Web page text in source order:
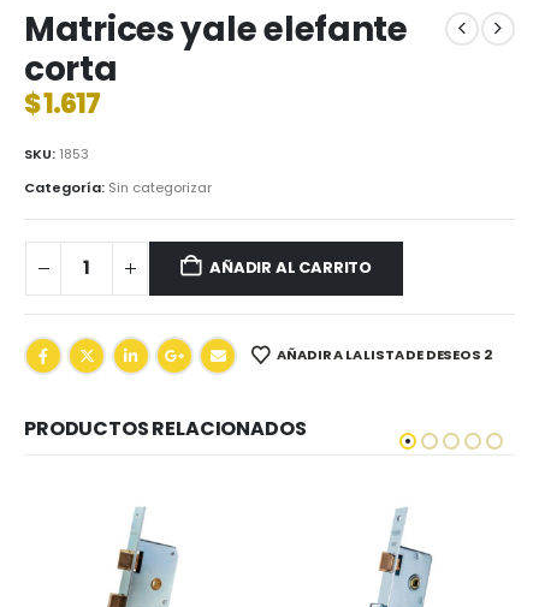
Matrices yale elefante
corta
$1.617
SKU: 1853
Categoría: Sin categorizar
AÑADIR AL CARRITO
AÑADIR A LA LISTA DE DESEOS 2
PRODUCTOS RELACIONADOS